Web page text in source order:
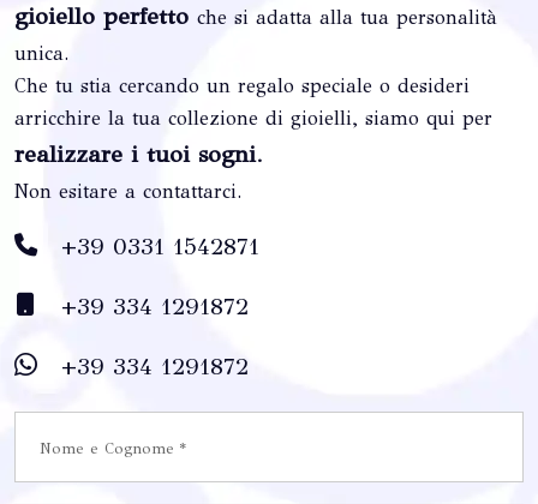
gioiello perfetto che si adatta alla tua personalità
unica.
Che tu stia cercando un regalo speciale o desideri
arricchire la tua collezione di gioielli, siamo qui per
realizzare i tuoi sogni.
Non esitare a contattarci.
+39 0331 1542871
+39 334 1291872
+39 334 1291872